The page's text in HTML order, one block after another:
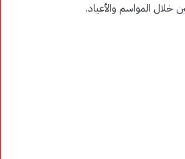
خلال المواسم والأعياد.